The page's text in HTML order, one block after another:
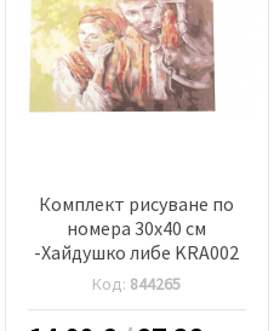
Комплект рисуване по
номера 30x40 см
-Хайдушко либе KRA002
Код: 844265